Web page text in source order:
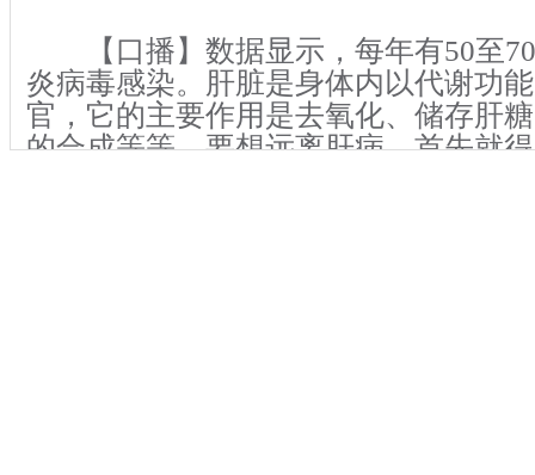
【口播】数据显示，每年有50至
炎病毒感染。肝脏是身体内以代谢功
官，它的主要作用是去氧化、储存肝
的合成等等。要想远离肝病，首先就